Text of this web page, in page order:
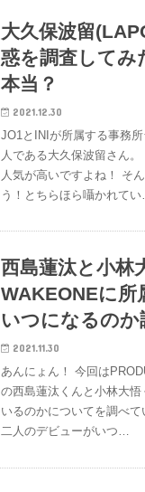
大久保波留
惑を調査してみ
本当？
2021.12.30
JO1とINIが所属する事務
人である大久保波留さん
人気が高いですよね！ そ
う！とちらほら囁かれてい
西島蓮汰と小林
WAKEONEに所
いつになるのか
2021.11.30
あんにょん！ 今回は
の西島蓮汰くんと小林大
いるのかについてを調べ
二人のデビューがいつ…